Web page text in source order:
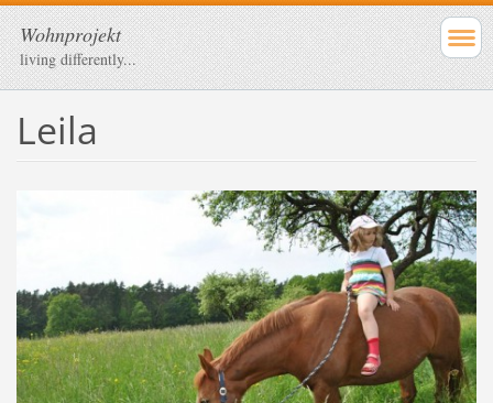
Wohnprojekt
living differently...
Leila